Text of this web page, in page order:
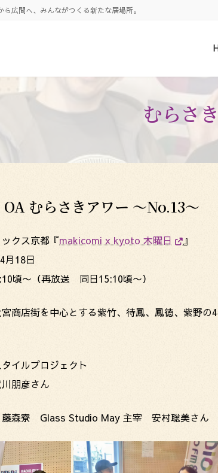
広間へ、みんながつくる新たな居場所。
むらさ
むらさきアワー 〜No.13〜
クス京都『makicomi x kyoto 木曜日
』
月18日
頃〜（再放送 同日15:10頃〜）
商店街を中心とする紫竹、待鳳、鳳徳、紫野の
イルプロジェクト
朋彦さん
藤森寮 Glass Studio May 主宰 安村聡美さん